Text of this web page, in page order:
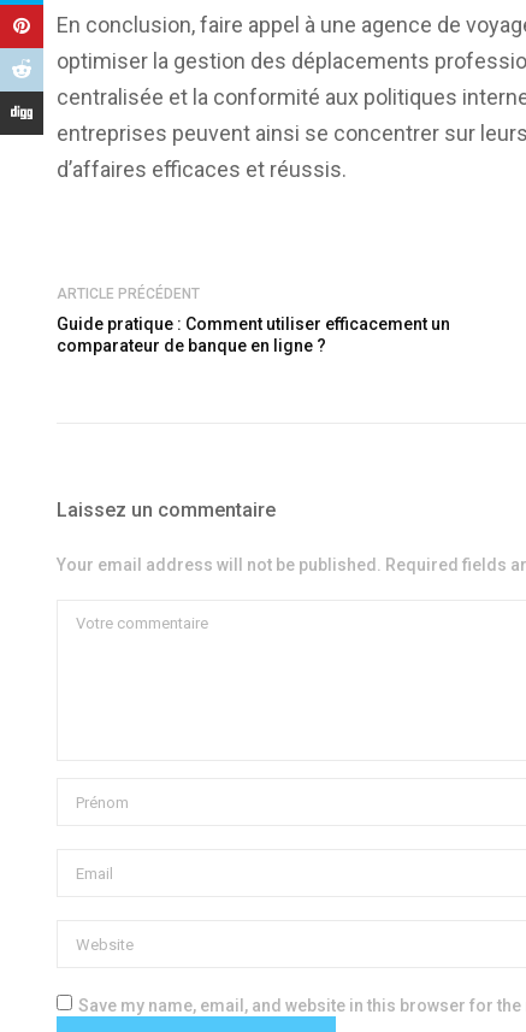
En conclusion, faire appel à une agence de
optimiser la gestion des déplacements
centralisée et la conformité aux politiques
entreprises peuvent ainsi se concentrer sur
d’affaires efficaces et réussis.
ARTICLE PRÉCÉDENT
Guide pratique : Comment utiliser efficacement un
comparateur de banque en ligne ?
Laissez un commentaire
Your email address will not be published. Required fields
Save my name, email, and website in this browser for the